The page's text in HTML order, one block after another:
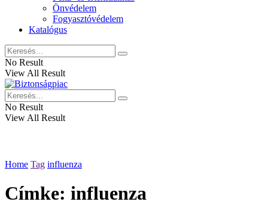
Önvédelem
Fogyasztóvédelem
Katalógus
No Result
View All Result
No Result
View All Result
Home Tag influenza
Címke: influenza